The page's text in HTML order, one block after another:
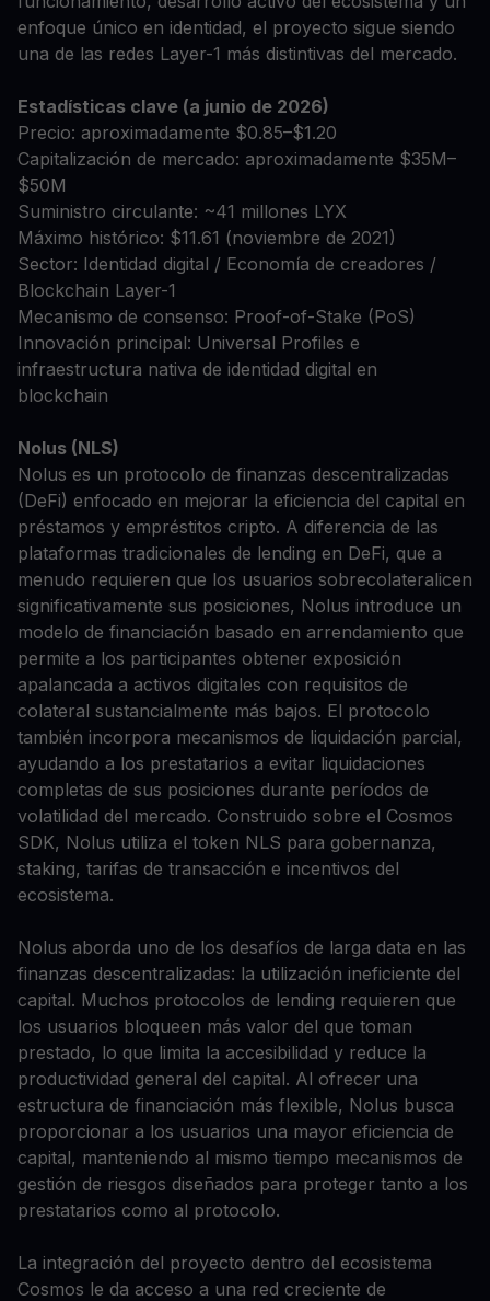
enfoque único en identidad, el proyecto sigue siendo
una de las redes Layer-1 más distintivas del mercado.
Estadísticas clave (a junio de 2026)
Precio: aproximadamente $0.85–$1.20
Capitalización de mercado: aproximadamente $35M–
$50M
Suministro circulante: ~41 millones LYX
Máximo histórico: $11.61 (noviembre de 2021)
Sector: Identidad digital / Economía de creadores /
Blockchain Layer-1
Mecanismo de consenso: Proof-of-Stake (PoS)
Innovación principal: Universal Profiles e
infraestructura nativa de identidad digital en
blockchain
Nolus (NLS)
Nolus es un protocolo de finanzas descentralizadas
(DeFi) enfocado en mejorar la eficiencia del capital en
préstamos y empréstitos cripto. A diferencia de las
plataformas tradicionales de lending en DeFi, que a
menudo requieren que los usuarios sobrecolateralicen
significativamente sus posiciones, Nolus introduce un
modelo de financiación basado en arrendamiento que
permite a los participantes obtener exposición
apalancada a activos digitales con requisitos de
colateral sustancialmente más bajos. El protocolo
también incorpora mecanismos de liquidación parcial,
ayudando a los prestatarios a evitar liquidaciones
completas de sus posiciones durante períodos de
volatilidad del mercado. Construido sobre el Cosmos
SDK, Nolus utiliza el token NLS para gobernanza,
staking, tarifas de transacción e incentivos del
ecosistema.
Nolus aborda uno de los desafíos de larga data en las
finanzas descentralizadas: la utilización ineficiente del
capital. Muchos protocolos de lending requieren que
los usuarios bloqueen más valor del que toman
prestado, lo que limita la accesibilidad y reduce la
productividad general del capital. Al ofrecer una
estructura de financiación más flexible, Nolus busca
proporcionar a los usuarios una mayor eficiencia de
capital, manteniendo al mismo tiempo mecanismos de
gestión de riesgos diseñados para proteger tanto a los
prestatarios como al protocolo.
La integración del proyecto dentro del ecosistema
Cosmos le da acceso a una red creciente de